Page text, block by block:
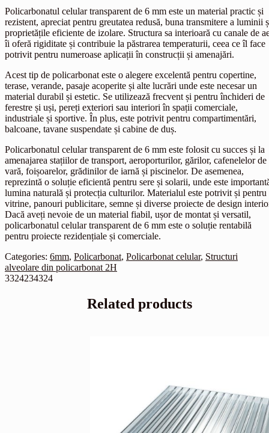
Policarbonatul celular transparent de 6 mm este un material practic și
rezistent, apreciat pentru greutatea redusă, buna transmitere a luminii
proprietățile eficiente de izolare. Structura sa interioară cu canale de
îi oferă rigiditate și contribuie la păstrarea temperaturii, ceea ce îl face
potrivit pentru numeroase aplicații în construcții și amenajări.
Acest tip de policarbonat este o alegere excelentă pentru copertine,
terase, verande, pasaje acoperite și alte lucrări unde este necesar un
material durabil și estetic. Se utilizează frecvent și pentru închideri de
ferestre și uși, pereți exteriori sau interiori în spații comerciale,
industriale și sportive. În plus, este potrivit pentru compartimentări,
balcoane, tavane suspendate și cabine de duș.
Policarbonatul celular transparent de 6 mm este folosit cu succes și la
amenajarea stațiilor de transport, aeroporturilor, gărilor, cafenelelor de
vară, foișoarelor, grădinilor de iarnă și piscinelor. De asemenea,
reprezintă o soluție eficientă pentru sere și solarii, unde este
lumina naturală și protecția culturilor. Materialul este potrivit și pentru
vitrine, panouri publicitare, semne și diverse proiecte de design
Dacă aveți nevoie de un material fiabil, ușor de montat și versatil,
policarbonatul celular transparent de 6 mm este o soluție rentabilă
pentru proiecte rezidențiale și comerciale.
Categories: 6mm, Policarbonat, Policarbonat celular, Structuri
alveolare din policarbonat 2H
3324234324
Related products